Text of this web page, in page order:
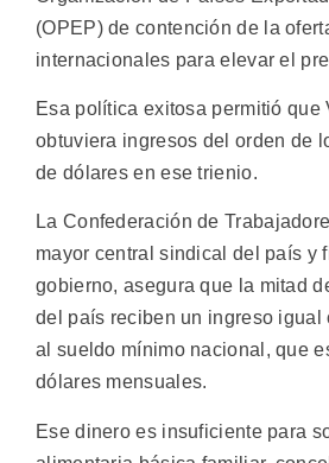
(OPEP) de contención de la
internacionales para elevar el
Esa política exitosa permitió que
obtuviera ingresos del orden de
de dólares en ese trienio.
La Confederación de
mayor central sindical del país y
gobierno, asegura que la mitad
del país reciben un ingreso igual
al sueldo mínimo nacional, que
dólares mensuales.
Ese dinero es insuficiente para